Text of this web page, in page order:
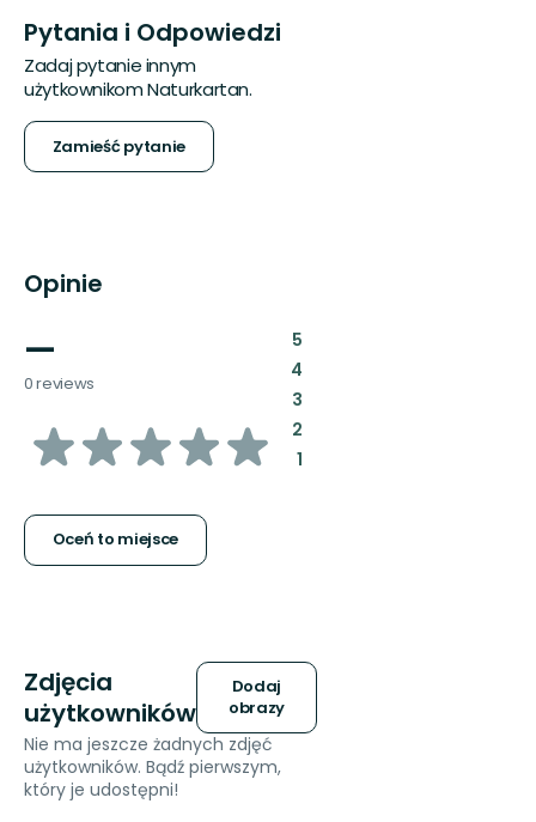
Pytania i Odpowiedzi
Zadaj pytanie innym
użytkownikom Naturkartan.
Zamieść pytanie
Opinie
—
0 reviews
z
gwiazdek
Oceń to miejsce
5:
4:
3:
2:
1:
Zdjęcia
użytkowników
Dodaj
obrazy
Nie ma jeszcze żadnych zdjęć
użytkowników. Bądź pierwszym,
który je udostępni!